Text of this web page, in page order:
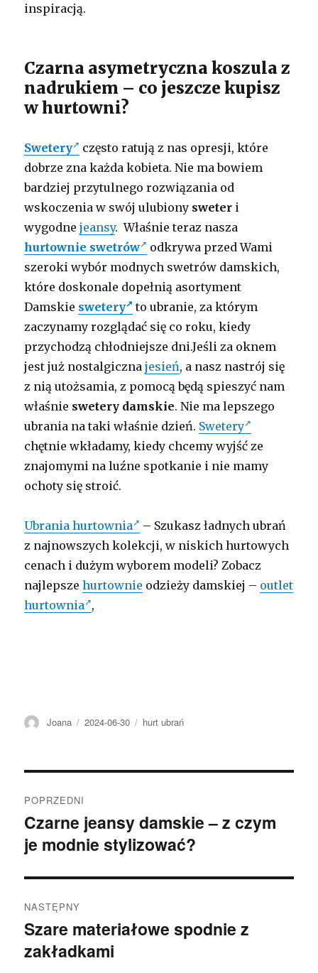
inspiracją.
Czarna asymetryczna koszula z
nadrukiem – co jeszcze kupisz
w hurtowni?
Swetery
często ratują z nas opresji, które
dobrze zna każda kobieta. Nie ma bowiem
bardziej przytulnego rozwiązania od
wskoczenia w swój ulubiony sweter i
wygodnejeansy. Właśnie teraz nasza
hurtownie swetrów
odkrywa przed Wami
szeroki wybór modnych swetrów damskich,
które doskonale dopełnią asortyment
Damskie swetery
to ubranie, za którym
zaczynamy rozglądać się co roku, kiedy
przychodzą chłodniejsze dni.Jeśli za oknem
jest już nostalgicznajesień, a nasz nastrój się
z nią utożsamia, z pomocą będą spieszyć nam
właśnie swetery damskie. Nie ma lepszego
ubrania na taki właśnie dzień. Swetery
chętnie wkładamy, kiedy chcemy wyjść ze
znajomymi na luźne spotkanie i nie mamy
ochoty się stroić.
Ubrania hurtownia
– Szukasz ładnych ubrań
z najnowszych kolekcji, w niskich hurtowych
cenach i dużym wyborem modeli? Zobacz
najlepszehurtownie odzieży damskiej – outlet
hurtownia ,
Autor
Joana Opublikowano
2024-06-30 Kategorie
hurt ubrań
wpisu
POPRZEDNI
Poprzedni
wpis:
Czarne jeansy damskie – z czym
je modnie stylizować?
NASTĘPNY
Następny
wpis:
Szare materiałowe spodnie z
zakładkami